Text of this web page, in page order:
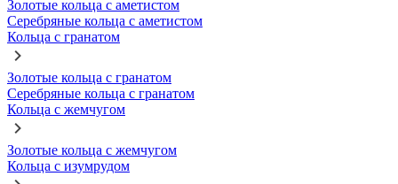
Золотые кольца с аметистом
Серебряные кольца с аметистом
Кольца с гранатом
Золотые кольца с гранатом
Серебряные кольца с гранатом
Кольца с жемчугом
Золотые кольца с жемчугом
Кольца с изумрудом